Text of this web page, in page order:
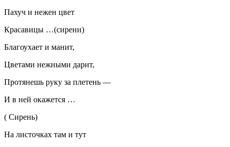
Пахуч и нежен цвет
Красавицы …(сирени)
Благоухает и манит,
Цветами нежными дарит,
Протянешь руку за плетень —
И в ней окажется …
( Сирень)
На листочках там и тут